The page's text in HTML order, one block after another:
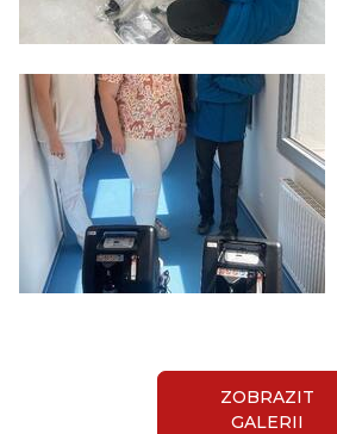
ZOBRAZIT
GALERII